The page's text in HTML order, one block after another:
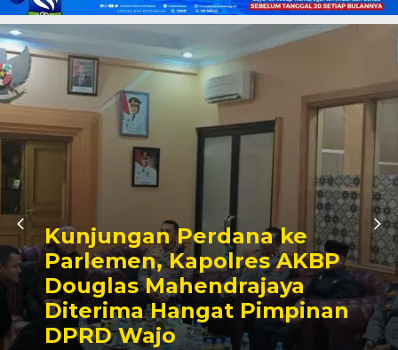
Awali Tugas sebagai
Kabagbinkar, AKBP Fantry
Taherong Tekankan
Kebersihan dan Disiplin
Demi Kepuasan Publik